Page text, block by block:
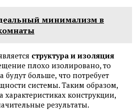
минимализм в
структура и изоляция
плохо изолировано, то
будут больше, что потребует
системы. Таким образом,
конструкции,
результаты.